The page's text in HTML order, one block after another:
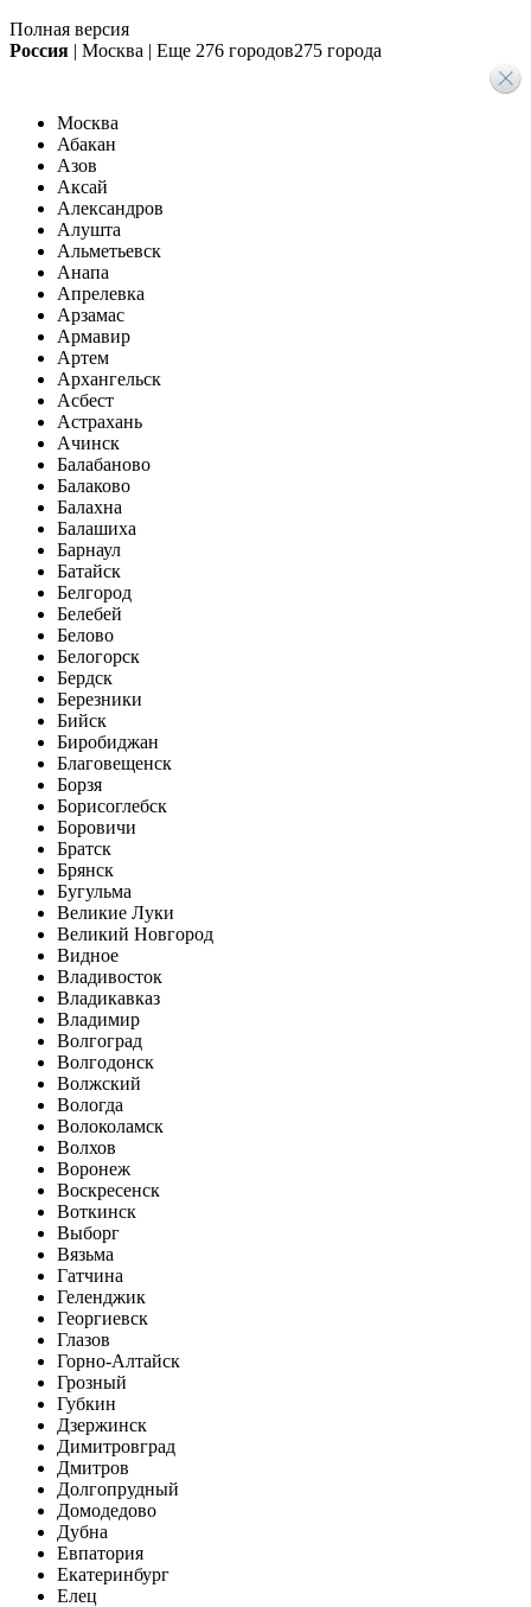
Полная версия
Россия | Москва | Еще 276 городов275 города
Москва
Абакан
Азов
Аксай
Александров
Алушта
Альметьевск
Анапа
Апрелевка
Арзамас
Армавир
Артем
Архангельск
Асбест
Астрахань
Ачинск
Балабаново
Балаково
Балахна
Балашиха
Барнаул
Батайск
Белгород
Белебей
Белово
Белогорск
Бердск
Березники
Бийск
Биробиджан
Благовещенск
Борзя
Борисоглебск
Боровичи
Братск
Брянск
Бугульма
Великие Луки
Великий Новгород
Видное
Владивосток
Владикавказ
Владимир
Волгоград
Волгодонск
Волжский
Вологда
Волоколамск
Волхов
Воронеж
Воскресенск
Воткинск
Выборг
Вязьма
Гатчина
Геленджик
Георгиевск
Глазов
Горно-Алтайск
Грозный
Губкин
Дзержинск
Димитровград
Дмитров
Долгопрудный
Домодедово
Дубна
Евпатория
Екатеринбург
Елец